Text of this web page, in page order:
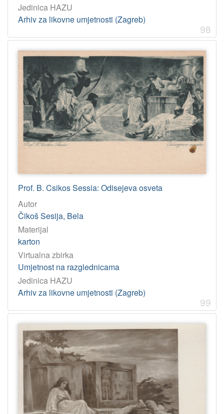
Jedinica HAZU
Arhiv za likovne umjetnosti (Zagreb)
98
Prof. B. Csikos Sessia: Odisejeva osveta
Autor
Čikoš Sesija, Bela
Materijal
karton
Virtualna zbirka
Umjetnost na razglednicama
Jedinica HAZU
Arhiv za likovne umjetnosti (Zagreb)
99